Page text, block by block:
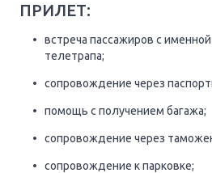
ПРИЛЕТ:
встреча пассажиров с
телетрапа;
сопровождение через
помощь с получением багажа;
сопровождение через
сопровождение к парковке;